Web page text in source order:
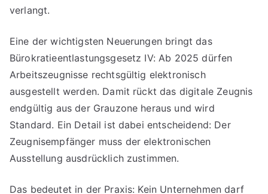
verlangt.
Eine der wichtigsten Neuerungen bringt das
Bürokratieentlastungsgesetz IV: Ab 2025 dürfen
Arbeitszeugnisse rechtsgültig elektronisch
ausgestellt werden. Damit rückt das digitale Zeugnis
endgültig aus der Grauzone heraus und wird
Standard. Ein Detail ist dabei entscheidend: Der
Zeugnisempfänger muss der elektronischen
Ausstellung ausdrücklich zustimmen.
Das bedeutet in der Praxis: Kein Unternehmen darf